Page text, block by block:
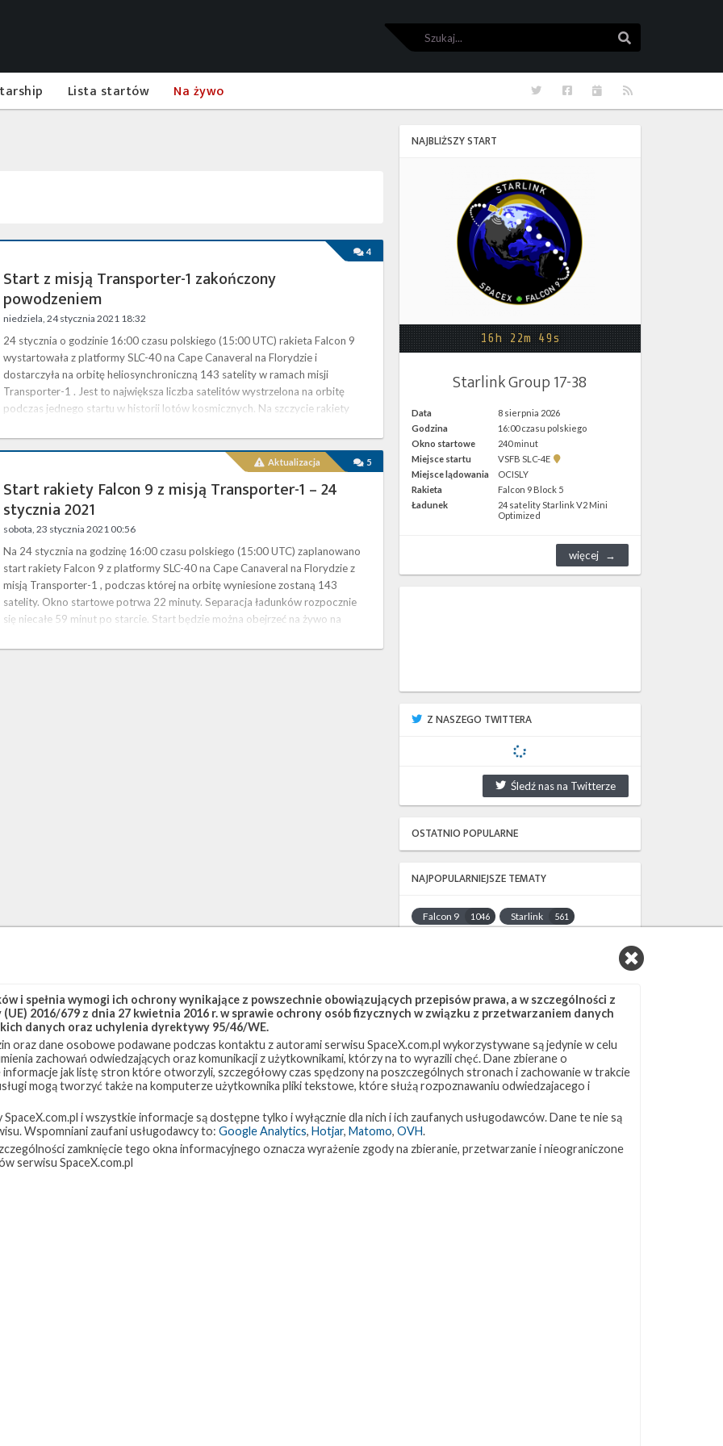
Szukaj
Lista startów Na żywo RSS
Kalendarze
Facebook
Twitter
4
Start z misją Transporter-1 zakończony
powodzeniem
niedziela, 24 stycznia 2021 18:32
24 stycznia o godzinie 16:00 czasu polskiego (15:00 UTC) rakieta Falcon 9
wystartowała z platformy SLC-40 na Cape Canaveral na Florydzie i
dostarczyła na orbitę heliosynchroniczną 143 satelity w ramach misji
Transporter-1 . Jest to największa liczba satelitów wystrzelona na orbitę
podczas jednego startu w historii lotów kosmicznych. Na szczycie rakiety
wyniesienie zakontraktowano w ramach programu SpaceX …
Aktualizacja 5
Start rakiety Falcon 9 z misją Transporter-1 – 24
stycznia 2021
sobota, 23 stycznia 2021 00:56
Na 24 stycznia na godzinę 16:00 czasu polskiego (15:00 UTC) zaplanowano
start rakiety Falcon 9 z platformy SLC-40 na Cape Canaveral na Florydzie z
misją Transporter-1 , podczas której na orbitę wyniesione zostaną 143
satelity. Okno startowe potrwa 22 minuty. Separacja ładunków rozpocznie
się niecałe 59 minut po starcie. Start będzie można obejrzeć na żywo na
wynoszenia małych satelitów SpaceX, SmallSat Rideshare…
NAJBLIŻSZY START
16h 22m 49s
Starlink Group 17-38
Data
8 sierpnia 2026
Godzina
16:00 czasu polskiego
Okno startowe
240 minut
Miejsce startu
VSFB SLC-4E
Pokaż
SLC-
4E w
Google
Miejsce lądowania
OCISLY
Rakieta
Falcon 9 Block 5
Ładunek
24 satelity Starlink V2 Mini
Optimized
więcej
Z NASZEGO TWITTERA
Śledź nas na Twitterze
OSTATNIO POPULARNE
NAJPOPULARNIEJSZE TEMATY
Falcon 9 1046 Starlink 561
JRTI 214 ASOG 181
Starship 107 Landing Zone 1 96
Loty załogowe 95 ISS 93
ZAPRZYJAŹNIONE STRONY
Kosmogadka
i spełnia wymogi ich ochrony wynikające z powszechnie obowiązujących przepisów prawa, a w szczególności z
2016/679 z dnia 27 kwietnia 2016 r. w sprawie ochrony osób fizycznych w związku z przetwarzaniem danych
danych oraz uchylenia dyrektywy 95/46/WE.
oraz dane osobowe podawane podczas kontaktu z autorami serwisu SpaceX.com.pl wykorzystywane są jedynie w celu
zachowań odwiedzających oraz komunikacji z użytkownikami, którzy na to wyrazili chęć. Dane zbierane o
jak listę stron które otworzyli, szczegółowy czas spędzony na poszczególnych stronach i zachowanie w trakcie
mogą tworzyć także na komputerze użytkownika pliki tekstowe, które służą rozpoznawaniu odwiedzajacego i
i wszystkie informacje są dostępne tylko i wyłącznie dla nich i ich zaufanych usługodawców. Dane te nie są
Wspomniani zaufani usługodawcy to: Google Analytics, Hotjar, Matomo, OVH.
zamknięcie tego okna informacyjnego oznacza wyrażenie zgody na zbieranie, przetwarzanie i nieograniczone
serwisu SpaceX.com.pl